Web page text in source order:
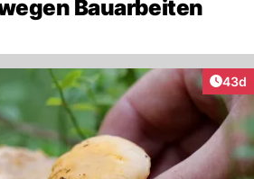
Bauarbeiten
43d